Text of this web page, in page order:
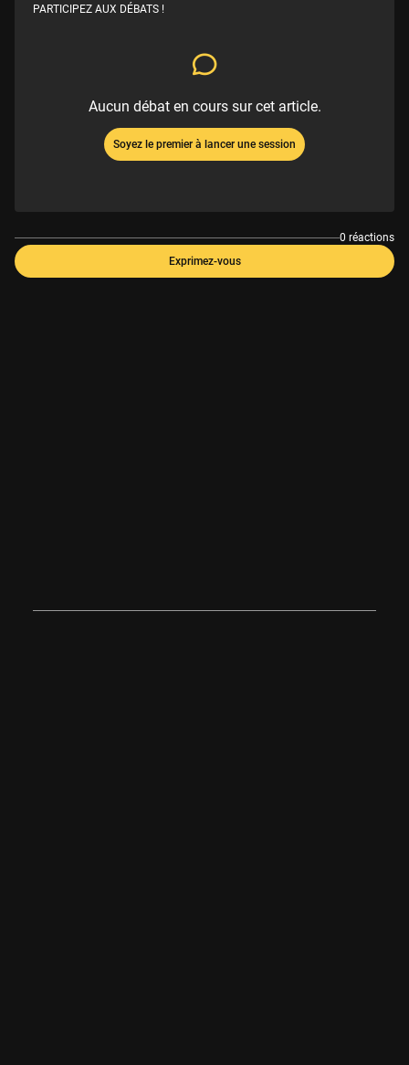
PARTICIPEZ AUX DÉBATS !
Aucun débat en cours sur cet article.
Soyez le premier à lancer une session
0 réactions
Exprimez-vous